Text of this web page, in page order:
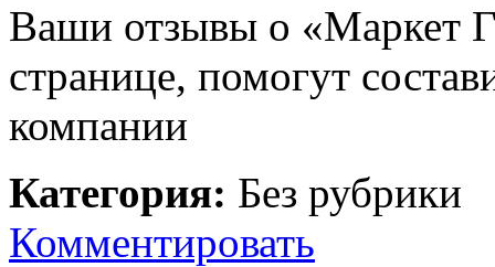
Ваши отзывы о «Маркет
странице, помогут
компании
Категория: Без рубрики
Комментировать